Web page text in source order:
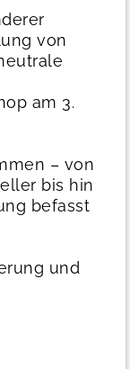
von
am 3.
– von
bis hin
befasst
und